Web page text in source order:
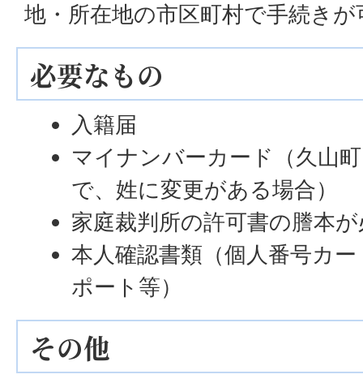
地・所在地の市区町村で手続き
必要なもの
入籍届
マイナンバーカード（久山
で、姓に変更がある場合）
家庭裁判所の許可書の謄本
本人確認書類（個人番号カ
ポート等）
その他